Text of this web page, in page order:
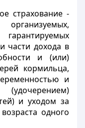
страхование -
части дохода в
и (или)
кормильца,
и
и уходом за
одного